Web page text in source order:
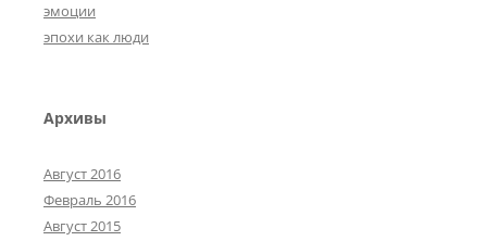
эмоции
эпохи как люди
Архивы
Август 2016
Февраль 2016
Август 2015